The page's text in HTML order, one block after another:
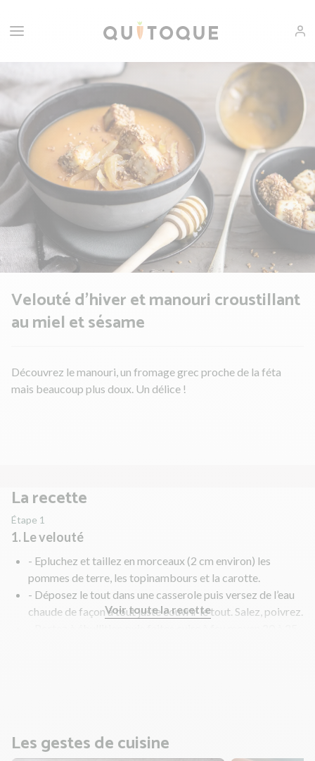
Velouté d'hiver et manouri croustillant
au miel et sésame
Découvrez le manouri, un fromage grec proche de la féta
mais beaucoup plus doux. Un délice !
La recette
Étape 1
1. Le velouté
- Epluchez et taillez en morceaux (2 cm environ) les
pommes de terre, les topinambours et la carotte.
- Déposez le tout dans une casserole puis versez de l’eau
chaude de façon à tout juste couvrir le tout. Salez, poivrez.
Voir toute la recette
Les gestes de cuisine